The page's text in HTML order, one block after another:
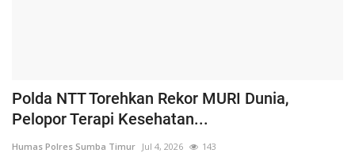
Polda NTT Torehkan Rekor MURI Dunia,
Pelopor Terapi Kesehatan...
Humas Polres Sumba Timur Jul 4, 2026 143